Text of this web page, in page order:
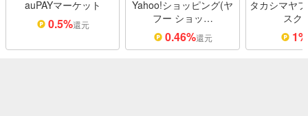
auPAYマーケット
0.5%還元
Yahoo!ショッピング(ヤ
フー ショッ…
0.46%還元
タカシマヤ
スク
1%